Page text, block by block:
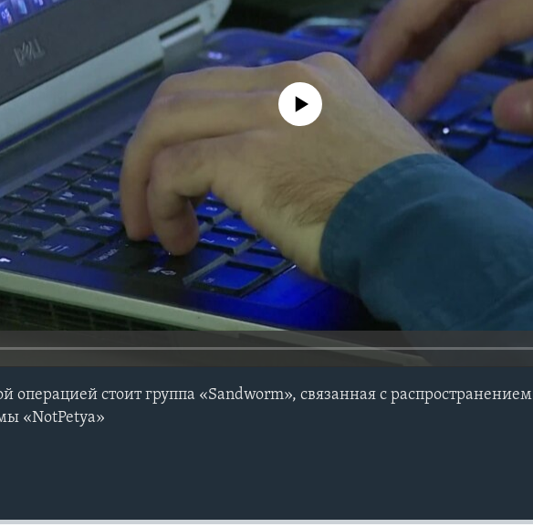
No media source currently available
операцией стоит группа «Sandworm», связанная с распространением
«NotPetya»